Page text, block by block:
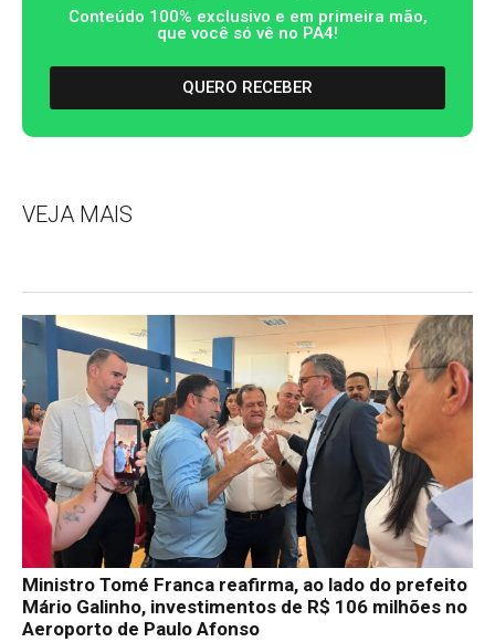
Conteúdo 100% exclusivo e em primeira mão,
que você só vê no PA4!
QUERO RECEBER
VEJA MAIS
Ministro Tomé Franca reafirma, ao lado do prefeito
Mário Galinho, investimentos de R$ 106 milhões no
Aeroporto de Paulo Afonso